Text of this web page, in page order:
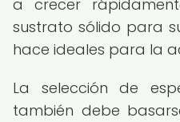
a crecer
sustrato sólido para
hace ideales para la
La selección de
también debe